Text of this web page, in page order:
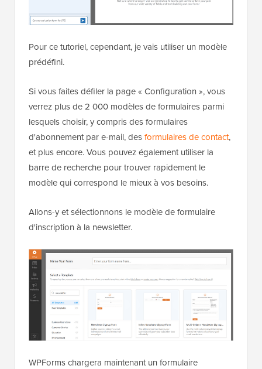
Pour ce tutoriel, cependant, je vais utiliser un modèle
prédéfini.
Si vous faites défiler la page « Configuration », vous
verrez plus de 2 000 modèles de formulaires parmi
lesquels choisir, y compris des formulaires
d'abonnement par e-mail, desformulaires de contact,
et plus encore. Vous pouvez également utiliser la
barre de recherche pour trouver rapidement le
modèle qui correspond le mieux à vos besoins.
Allons-y et sélectionnons le modèle de formulaire
d'inscription à la newsletter.
WPForms chargera maintenant un formulaire